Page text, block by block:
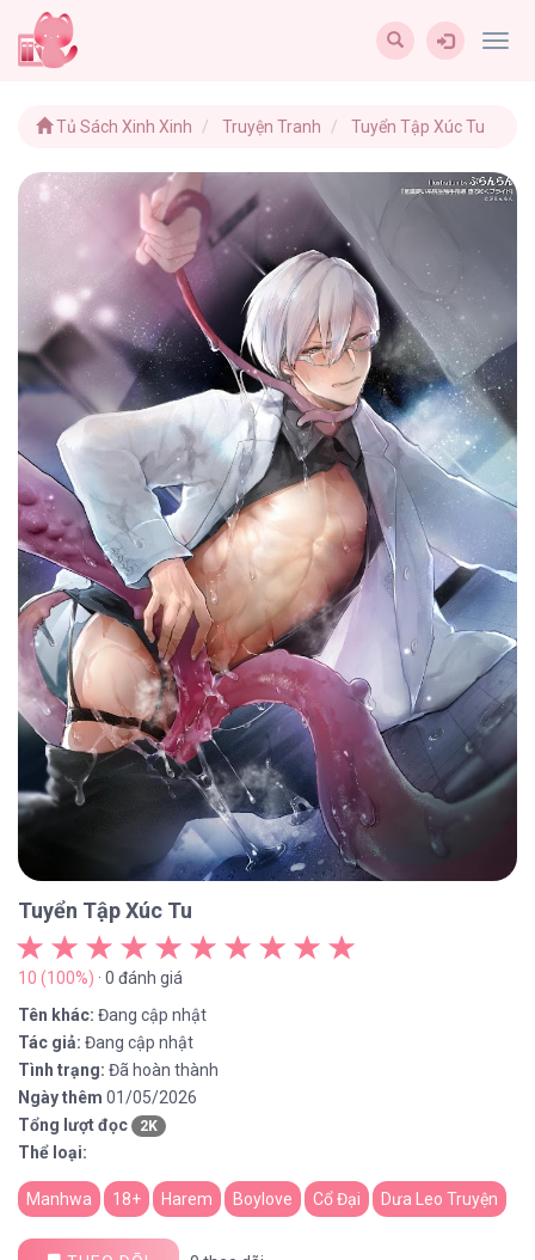
Tủ Sách Xinh Xinh Truyện Tranh Tuyển Tập Xúc Tu
Tuyển Tập Xúc Tu
10 (100%) · 0 đánh giá
Tên khác: Đang cập nhật
Tác giả: Đang cập nhật
Tình trạng: Đã hoàn thành
Ngày thêm 01/05/2026
Tổng lượt đọc
2K
Thể loại:
Manhwa 18+ Harem Boylove Cổ Đại Dưa Leo Truyện